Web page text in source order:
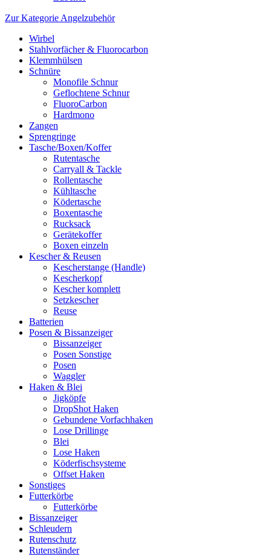
Zur Kategorie Angelzubehör
Wirbel
Stahlvorfächer & Fluorocarbon
Klemmhülsen
Schnüre
Monofile Schnur
Geflochtene Schnur
FluoroCarbon
Hardmono
Zangen
Sprengringe
Tasche/Boxen/Koffer
Rutentasche
Carryall & Tackle
Rollentasche
Kühltasche
Ködertasche
Boxentasche
Rucksack
Gerätekoffer
Boxen einzeln
Kescher & Reusen
Kescherstange (Handle)
Kescherkopf
Kescher komplett
Setzkescher
Reuse
Batterien
Posen & Bissanzeiger
Bissanzeiger
Posen Sonstige
Posen
Waggler
Haken & Blei
Jigköpfe
DropShot Haken
Gebundene Vorfachhaken
Lose Drillinge
Blei
Lose Haken
Köderfischsysteme
Offset Haken
Sonstiges
Futterkörbe
Futterkörbe
Bissanzeiger
Schleudern
Rutenschutz
Rutenständer